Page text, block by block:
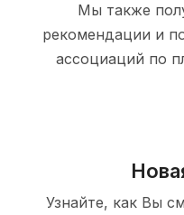
Мы также
рекомендации и
ассоциаций по
Узнайте, как Вы